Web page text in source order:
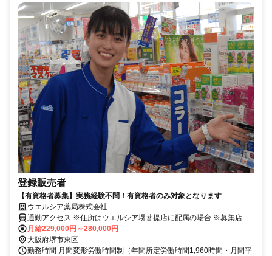
登録販売者
【有資格者募集】実務経験不問！有資格者のみ対象となります
ウエルシア薬局株式会社
通勤アクセス ※住所はウエルシア堺菩提店に配属の場合 ※募集店舗
の配属を保証したものではございませんので予めご了承ください ※
配属店舗は上記店舗以外の可能性がございます ※原則、自宅から
50km圏内、通勤片道90分圏内の いずれかの店舗への配属・転勤とな
月給229,000円～280,000円
大阪府堺市東区
勤務時間 月間変形労働時間制（年間所定労働時間1,960時間・月間平